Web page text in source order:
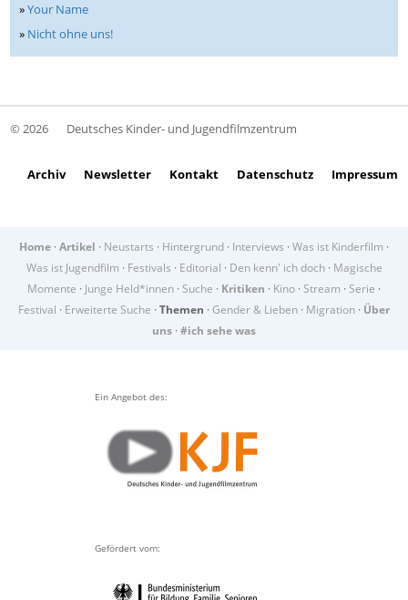
»Your Name
» Nicht ohne uns!
© 2026 Deutsches Kinder- und Jugendfilmzentrum
Archiv Newsletter Kontakt Datenschutz Impressum
Home · Artikel · Neustarts · Hintergrund · Interviews · Was ist Kinderfilm ·
Was ist Jugendfilm · Festivals · Editorial · Den kenn' ich doch· Magische
Momente · Junge Held*innen · Suche · Kritiken · Kino · Stream · Serie ·
Festival · Erweiterte Suche · Themen · Gender & Lieben · Migration · Über
uns · #ich sehe was
Ein Angebot des:
Gefördert vom: